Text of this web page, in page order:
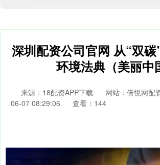
深圳配资公司官网 从“双
环境法典（美丽中
来源：18配资APP下载 网站：倍悦网配
06-07 08:29:06
查看：144